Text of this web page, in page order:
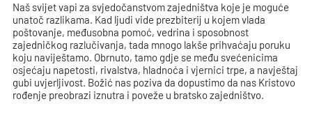
Naš svijet vapi za svjedočanstvom zajedništva koje je moguće
unatoč razlikama. Kad ljudi vide prezbiterij u kojem vlada
poštovanje, međusobna pomoć, vedrina i sposobnost
zajedničkog razlučivanja, tada mnogo lakše prihvaćaju poruku
koju naviještamo. Obrnuto, tamo gdje se među svećenicima
osjećaju napetosti, rivalstva, hladnoća i vjernici trpe, a navještaj
gubi uvjerljivost. Božić nas poziva da dopustimo da nas Kristovo
rođenje preobrazi iznutra i poveže u bratsko zajedništvo.